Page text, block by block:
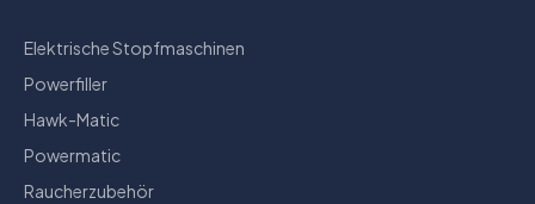
Elektrische Stopfmaschinen
Powerfiller
Hawk-Matic
Powermatic
Raucherzubehör